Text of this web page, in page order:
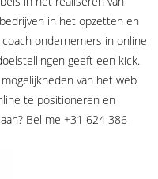
in het opzetten en
ondernemers in online
geeft een kick.
van het web
te positioneren en
Bel me +31 624 386